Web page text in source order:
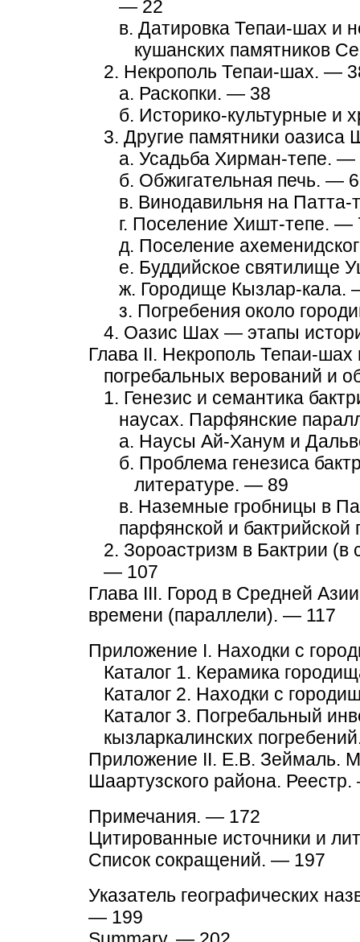
— 22
в. Датировка Тепаи-шах и
кушанских памятников
2. Некрополь Тепаи-шах. —
а. Раскопки. — 38
б. Историко-культурные и
3. Другие памятники
а. Усадьба Хирман-тепе. —
б. Обжигательная печь. —
в. Винодавильня на
г. Поселение Хишт-тепе. —
д. Поселение
е. Буддийское святилище
ж. Городище Кызлар-кала.
з. Погребения около
4. Оазис Шах — этапы
Глава II. Некрополь Тепаи-
погребальных верований и
1. Генезис и семантика
наусах. Парфянские
а. Наусы Ай-Ханум и
б. Проблема генезиса
литературе. — 89
в. Наземные гробницы в
парфянской и
2. Зороастризм в Бактрии (в
— 107
Глава III. Город в Средней
времени (параллели). — 117
Приложение I. Находки с
Каталог 1. Керамика
Каталог 2. Находки с
Каталог 3. Погребальный
кызларкалинских
Приложение II. Е.В. Зеймаль.
Шаартузского района.
Примечания. — 172
Цитированные источники и
Список сокращений. — 197
Указатель географических
— 199